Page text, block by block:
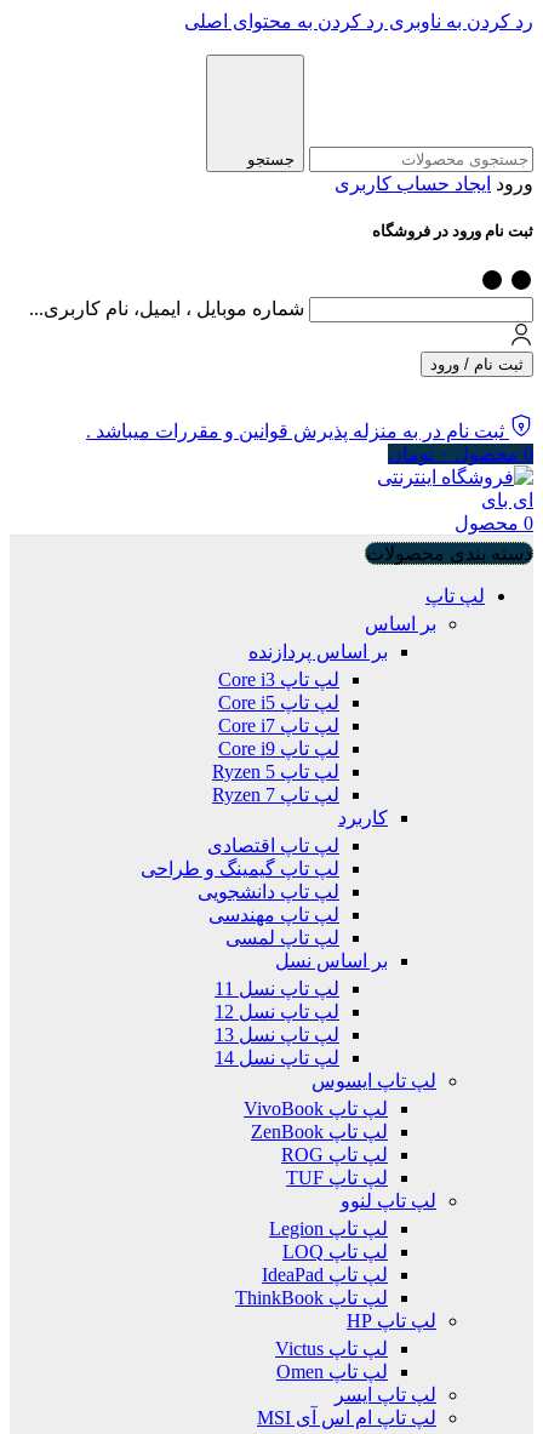
رد کردن به ناوبری رد کردن به محتوای اصلی
جستجو
ورود ایجاد حساب کاربری
ثبت نام ورود در فروشگاه
شماره موبایل ، ایمیل، نام کاربری...
ثبت نام / ورود
ثبت نام در به منزله پذیرش قوانین و مقررات میباشد .
0 محصول ۰ تومان
0 محصول
دسته بندی محصولات
لپ تاپ
بر اساس
بر اساس پردازنده
لپ تاپ Core i3
لپ تاپ Core i5
لپ تاپ Core i7
لپ تاپ Core i9
لپ تاپ Ryzen 5
لپ تاپ Ryzen 7
کاربرد
لپ تاپ اقتصادی
لپ تاپ گیمینگ و طراحی
لپ تاپ دانشجویی
لپ تاپ مهندسی
لپ تاپ لمسی
بر اساس نسل
لپ تاپ نسل 11
لپ تاپ نسل 12
لپ تاپ نسل 13
لپ تاپ نسل 14
لپ تاپ ایسوس
لپ تاپ VivoBook
لپ تاپ ZenBook
لپ تاپ ROG
لپ تاپ TUF
لپ تاپ لنوو
لپ تاپ Legion
لپ تاپ LOQ
لپ تاپ IdeaPad
لپ تاپ ThinkBook
لپ تاپ HP
لپ تاپ Victus
لپ تاپ Omen
لپ تاپ ایسر
لپ تاپ ام اس آی MSI